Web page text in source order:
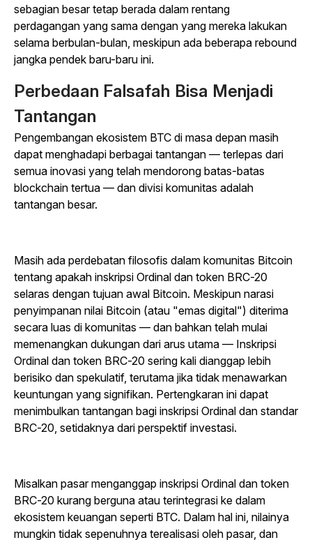
sebagian besar tetap berada dalam rentang
perdagangan yang sama dengan yang mereka lakukan
selama berbulan-bulan, meskipun ada beberapa rebound
jangka pendek baru-baru ini.
Perbedaan Falsafah Bisa Menjadi
Tantangan
Pengembangan ekosistem BTC di masa depan masih
dapat menghadapi berbagai tantangan — terlepas dari
semua inovasi yang telah mendorong batas-batas
blockchain tertua — dan divisi komunitas adalah
tantangan besar.
Masih ada perdebatan filosofis dalam komunitas Bitcoin
tentang apakah inskripsi Ordinal dan token BRC-20
selaras dengan tujuan awal Bitcoin. Meskipun narasi
penyimpanan nilai Bitcoin (atau "emas digital") diterima
secara luas di komunitas — dan bahkan telah mulai
memenangkan dukungan dari arus utama — Inskripsi
Ordinal dan token BRC-20 sering kali dianggap lebih
berisiko dan spekulatif, terutama jika tidak menawarkan
keuntungan yang signifikan. Pertengkaran ini dapat
menimbulkan tantangan bagi inskripsi Ordinal dan standar
BRC-20, setidaknya dari perspektif investasi.
Misalkan pasar menganggap inskripsi Ordinal dan token
BRC-20 kurang berguna atau terintegrasi ke dalam
ekosistem keuangan seperti BTC. Dalam hal ini, nilainya
mungkin tidak sepenuhnya terealisasi oleh pasar, dan